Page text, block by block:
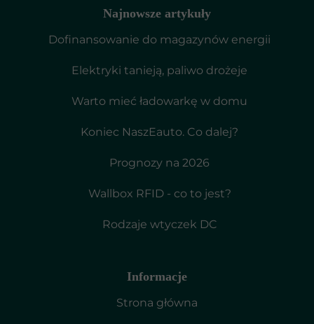
Najnowsze artykuły
Dofinansowanie do magazynów energii
Elektryki tanieją, paliwo drożeje
Warto mieć ładowarkę w domu
Koniec NaszEauto. Co dalej?
Prognozy na 2026
Wallbox RFID - co to jest?
Rodzaje wtyczek DC
Informacje
Strona główna